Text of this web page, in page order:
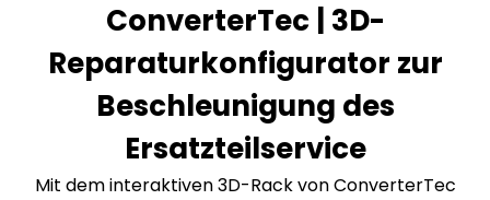
ConverterTec | 3D-
Reparaturkonfigurator zur
Beschleunigung des
Ersatzteilservice
Mit dem interaktiven 3D-Rack von ConverterTec